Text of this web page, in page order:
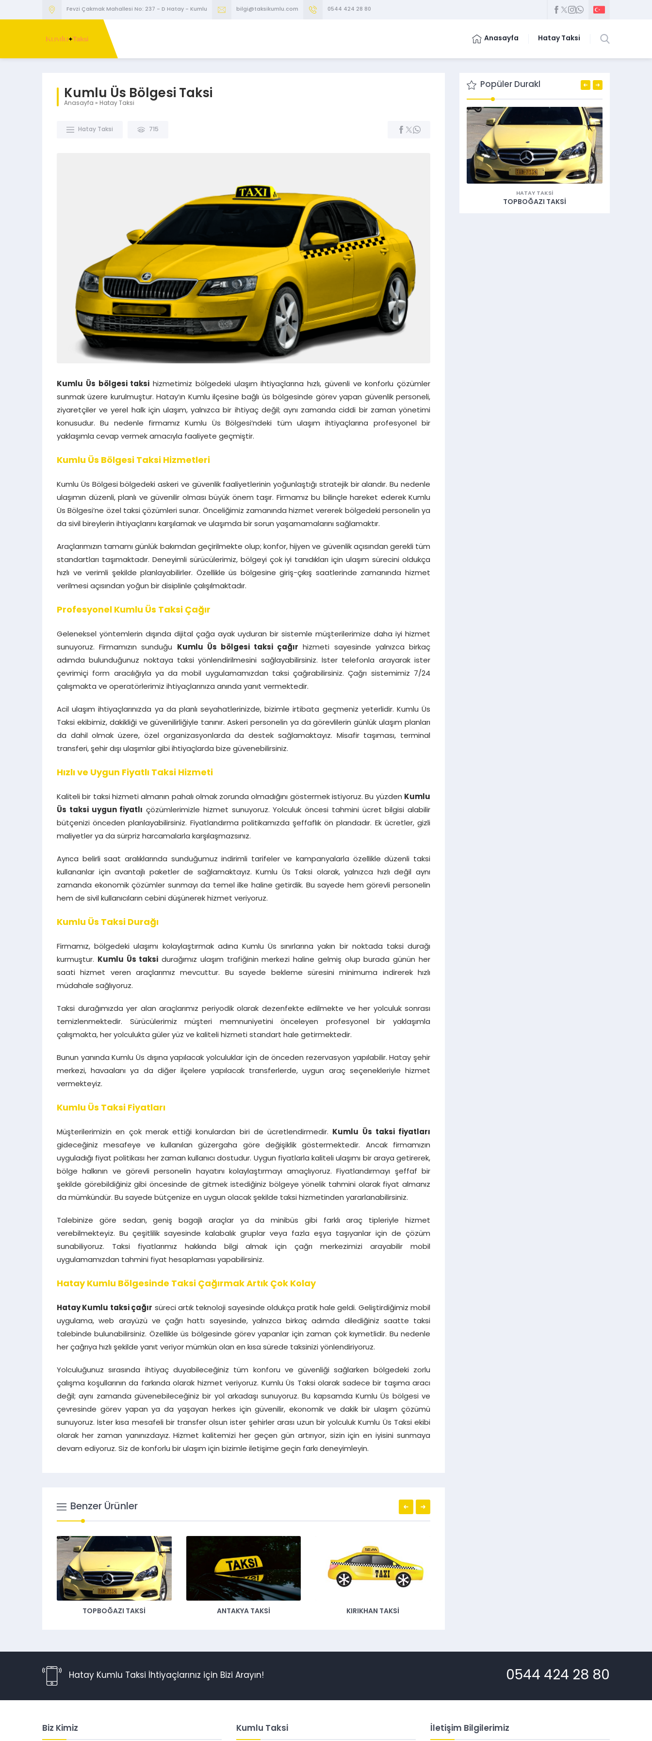
Fevzi Çakmak Mahallesi No: 237 - D Hatay - Kumlu bilgi@taksikumlu.com 0544 424 28 80
Anasayfa Hatay Taksi
Kumlu Üs Bölgesi Taksi
Anasayfa » Hatay Taksi
Hatay Taksi 715
Kumlu Üs bölgesi taksi hizmetimiz bölgedeki ulaşım ihtiyaçlarına hızlı, güvenli ve konforlu çözümler
sunmak üzere kurulmuştur. Hatay’ın Kumlu ilçesine bağlı üs bölgesinde görev yapan güvenlik personeli,
ziyaretçiler ve yerel halk için ulaşım, yalnızca bir ihtiyaç değil; aynı zamanda ciddi bir zaman yönetimi
konusudur. Bu nedenle firmamız Kumlu Üs Bölgesi’ndeki tüm ulaşım ihtiyaçlarına profesyonel bir
yaklaşımla cevap vermek amacıyla faaliyete geçmiştir.
Kumlu Üs Bölgesi Taksi Hizmetleri
Kumlu Üs Bölgesi bölgedeki askeri ve güvenlik faaliyetlerinin yoğunlaştığı stratejik bir alandır. Bu nedenle
ulaşımın düzenli, planlı ve güvenilir olması büyük önem taşır. Firmamız bu bilinçle hareket ederek Kumlu
Üs Bölgesi’ne özel taksi çözümleri sunar. Önceliğimiz zamanında hizmet vererek bölgedeki personelin ya
da sivil bireylerin ihtiyaçlarını karşılamak ve ulaşımda bir sorun yaşamamalarını sağlamaktır.
Araçlarımızın tamamı günlük bakımdan geçirilmekte olup; konfor, hijyen ve güvenlik açısından gerekli tüm
standartları taşımaktadır. Deneyimli sürücülerimiz, bölgeyi çok iyi tanıdıkları için ulaşım sürecini oldukça
hızlı ve verimli şekilde planlayabilirler. Özellikle üs bölgesine giriş-çıkış saatlerinde zamanında hizmet
verilmesi açısından yoğun bir disiplinle çalışılmaktadır.
Profesyonel Kumlu Üs Taksi Çağır
Geleneksel yöntemlerin dışında dijital çağa ayak uyduran bir sistemle müşterilerimize daha iyi hizmet
sunuyoruz. Firmamızın sunduğu Kumlu Üs bölgesi taksi çağır hizmeti sayesinde yalnızca birkaç
adımda bulunduğunuz noktaya taksi yönlendirilmesini sağlayabilirsiniz. İster telefonla arayarak ister
çevrimiçi form aracılığıyla ya da mobil uygulamamızdan taksi çağırabilirsiniz. Çağrı sistemimiz 7/24
çalışmakta ve operatörlerimiz ihtiyaçlarınıza anında yanıt vermektedir.
Acil ulaşım ihtiyaçlarınızda ya da planlı seyahatlerinizde, bizimle irtibata geçmeniz yeterlidir. Kumlu Üs
Taksi ekibimiz, dakikliği ve güvenilirliğiyle tanınır. Askeri personelin ya da görevlilerin günlük ulaşım planları
da dahil olmak üzere, özel organizasyonlarda da destek sağlamaktayız. Misafir taşıması, terminal
transferi, şehir dışı ulaşımlar gibi ihtiyaçlarda bize güvenebilirsiniz.
Hızlı ve Uygun Fiyatlı Taksi Hizmeti
Kaliteli bir taksi hizmeti almanın pahalı olmak zorunda olmadığını göstermek istiyoruz. Bu yüzden Kumlu
Üs taksi uygun fiyatlı çözümlerimizle hizmet sunuyoruz. Yolculuk öncesi tahmini ücret bilgisi alabilir
bütçenizi önceden planlayabilirsiniz. Fiyatlandırma politikamızda şeffaflık ön plandadır. Ek ücretler, gizli
maliyetler ya da sürpriz harcamalarla karşılaşmazsınız.
Ayrıca belirli saat aralıklarında sunduğumuz indirimli tarifeler ve kampanyalarla özellikle düzenli taksi
kullananlar için avantajlı paketler de sağlamaktayız. Kumlu Üs Taksi olarak, yalnızca hızlı değil aynı
zamanda ekonomik çözümler sunmayı da temel ilke haline getirdik. Bu sayede hem görevli personelin
hem de sivil kullanıcıların cebini düşünerek hizmet veriyoruz.
Kumlu Üs Taksi Durağı
Firmamız, bölgedeki ulaşımı kolaylaştırmak adına Kumlu Üs sınırlarına yakın bir noktada taksi durağı
kurmuştur. Kumlu Üs taksi durağımız ulaşım trafiğinin merkezi haline gelmiş olup burada günün her
saati hizmet veren araçlarımız mevcuttur. Bu sayede bekleme süresini minimuma indirerek hızlı
müdahale sağlıyoruz.
Taksi durağımızda yer alan araçlarımız periyodik olarak dezenfekte edilmekte ve her yolculuk sonrası
temizlenmektedir. Sürücülerimiz müşteri memnuniyetini önceleyen profesyonel bir yaklaşımla
çalışmakta, her yolculukta güler yüz ve kaliteli hizmeti standart hale getirmektedir.
Bunun yanında Kumlu Üs dışına yapılacak yolculuklar için de önceden rezervasyon yapılabilir. Hatay şehir
merkezi, havaalanı ya da diğer ilçelere yapılacak transferlerde, uygun araç seçenekleriyle hizmet
vermekteyiz.
Kumlu Üs Taksi Fiyatları
Müşterilerimizin en çok merak ettiği konulardan biri de ücretlendirmedir. Kumlu Üs taksi fiyatları
gideceğiniz mesafeye ve kullanılan güzergaha göre değişiklik göstermektedir. Ancak firmamızın
uyguladığı fiyat politikası her zaman kullanıcı dostudur. Uygun fiyatlarla kaliteli ulaşımı bir araya getirerek,
bölge halkının ve görevli personelin hayatını kolaylaştırmayı amaçlıyoruz. Fiyatlandırmayı şeffaf bir
şekilde görebildiğiniz gibi öncesinde de gitmek istediğiniz bölgeye yönelik tahmini olarak fiyat almanız
da mümkündür. Bu sayede bütçenize en uygun olacak şekilde taksi hizmetinden yararlanabilirsiniz.
Talebinize göre sedan, geniş bagajlı araçlar ya da minibüs gibi farklı araç tipleriyle hizmet
verebilmekteyiz. Bu çeşitlilik sayesinde kalabalık gruplar veya fazla eşya taşıyanlar için de çözüm
sunabiliyoruz. Taksi fiyatlarımız hakkında bilgi almak için çağrı merkezimizi arayabilir mobil
uygulamamızdan tahmini fiyat hesaplaması yapabilirsiniz.
Hatay Kumlu Bölgesinde Taksi Çağırmak Artık Çok Kolay
Hatay Kumlu taksi çağır süreci artık teknoloji sayesinde oldukça pratik hale geldi. Geliştirdiğimiz mobil
uygulama, web arayüzü ve çağrı hattı sayesinde, yalnızca birkaç adımda dilediğiniz saatte taksi
talebinde bulunabilirsiniz. Özellikle üs bölgesinde görev yapanlar için zaman çok kıymetlidir. Bu nedenle
her çağrıya hızlı şekilde yanıt veriyor mümkün olan en kısa sürede taksinizi yönlendiriyoruz.
Yolculuğunuz sırasında ihtiyaç duyabileceğiniz tüm konforu ve güvenliği sağlarken bölgedeki zorlu
çalışma koşullarının da farkında olarak hizmet veriyoruz. Kumlu Üs Taksi olarak sadece bir taşıma aracı
değil; aynı zamanda güvenebileceğiniz bir yol arkadaşı sunuyoruz. Bu kapsamda Kumlu Üs bölgesi ve
çevresinde görev yapan ya da yaşayan herkes için güvenilir, ekonomik ve dakik bir ulaşım çözümü
sunuyoruz. İster kısa mesafeli bir transfer olsun ister şehirler arası uzun bir yolculuk Kumlu Üs Taksi ekibi
olarak her zaman yanınızdayız. Hizmet kalitemizi her geçen gün artırıyor, sizin için en iyisini sunmaya
devam ediyoruz. Siz de konforlu bir ulaşım için bizimle iletişime geçin farkı deneyimleyin.
Benzer Ürünler
TOPBOĞAZI TAKSI ANTAKYA TAKSI KIRIKHAN TAKSI
Popüler Durakl
HATAY TAKSI
TOPBOĞAZI TAKSI
Hatay Kumlu Taksi İhtiyaçlarınız için Bizi Arayın! 0544 424 28 80
Biz Kimiz Kumlu Taksi İletişim Bilgilerimiz